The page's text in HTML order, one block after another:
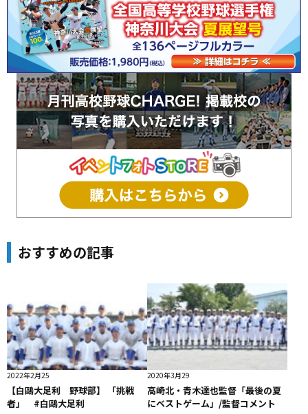
おすすめの記事
2022年2月25
【白鷗大足利 野球部】 「挑戦
者」 #白鷗大足利
2020年3月29
高崎北・青木達也監督「最後の夏
にベストゲーム」/監督コメント